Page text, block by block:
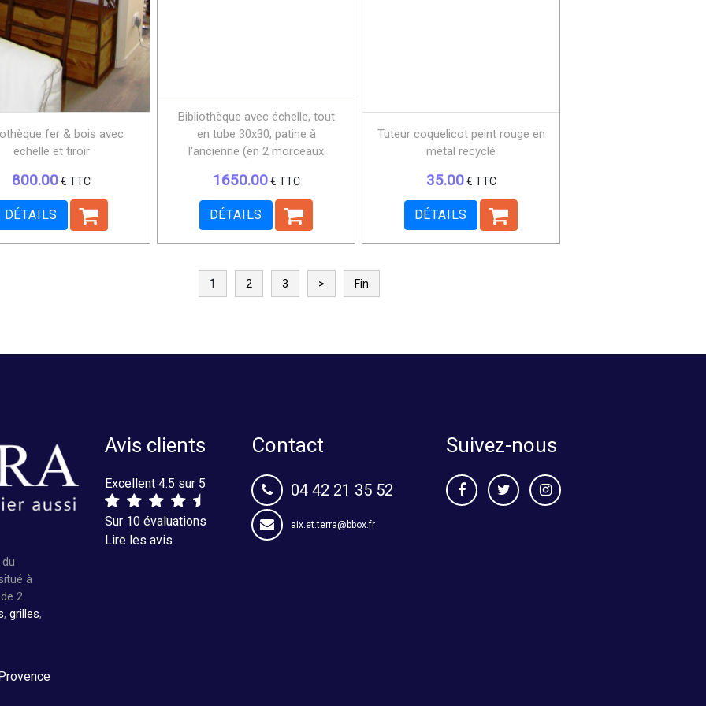
fer & bois avec
echelle et tiroir
800.00€ TTC
DÉTAILS
Bibliothèque avec échelle, tout
en tube 30x30, patine à
l'ancienne (en 2 morceaux
1650.00€ TTC
DÉTAILS
Tuteur coquelicot peint rouge en
métal recyclé
35.00€ TTC
DÉTAILS
1 2 3 > Fin
à
2
, grilles,
Avis clients
Excellent 4.5 sur 5
Sur 10 évaluations
Lire les avis
Contact
04 42 21 35 52
aix.et.terra@bbox.fr
Suivez-nous